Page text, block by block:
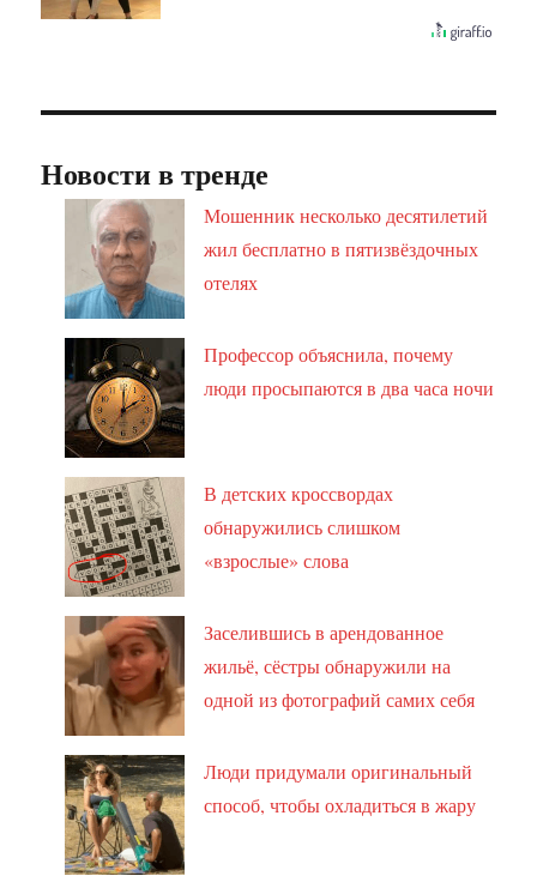
Новости в тренде
Мошенник несколько десятилетий
жил бесплатно в пятизвёздочных
отелях
Профессор объяснила, почему
люди просыпаются в два часа ночи
В детских кроссвордах
обнаружились слишком
«взрослые» слова
Заселившись в арендованное
жильё, сёстры обнаружили на
одной из фотографий самих себя
Люди придумали оригинальный
способ, чтобы охладиться в жару